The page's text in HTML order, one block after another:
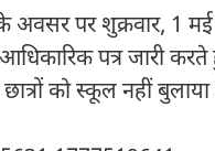
अवसर पर शुक्रवार, 1
पत्र जारी करते
को स्कूल नहीं बुलाया